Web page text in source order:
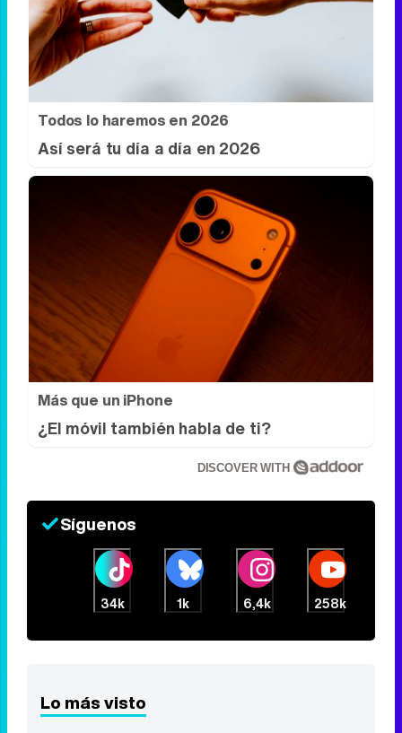
No es un coche cualquiera
Este coche te hará olvidar el sofá de tu
casa
Todos lo haremos en 2026
Así será tu día a día en 2026
Más que un iPhone
Síguenos